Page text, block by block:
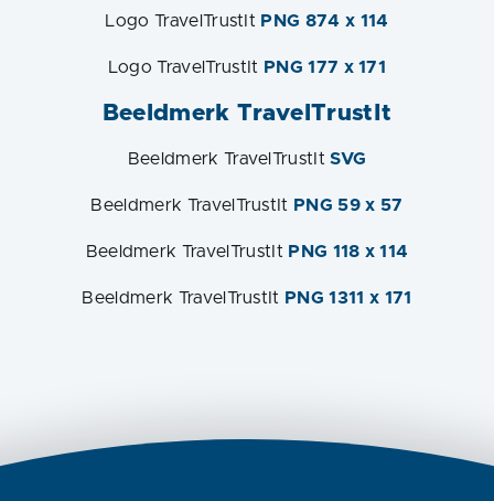
Logo TravelTrustIt PNG 874 x 114
Logo TravelTrustIt PNG 177 x 171
Beeldmerk TravelTrustIt
Beeldmerk TravelTrustItSVG
Beeldmerk TravelTrustIt PNG 59 x 57
Beeldmerk TravelTrustIt PNG 118 x 114
Beeldmerk TravelTrustIt PNG 1311 x 171